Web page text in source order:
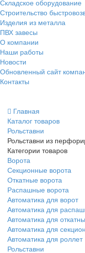
Складское оборудование
Строительство
Изделия из металла
ПВХ завесы
О компании
Наши работы
Новости
Обновленный сайт
Контакты
Главная
Каталог товаров
Рольставни
Рольставни из
Категории товаров
Ворота
Секционные ворота
Откатные ворота
Распашные ворота
Автоматика для ворот
Автоматика для
Автоматика для
Автоматика для
Автоматика для роллет
Рольставни